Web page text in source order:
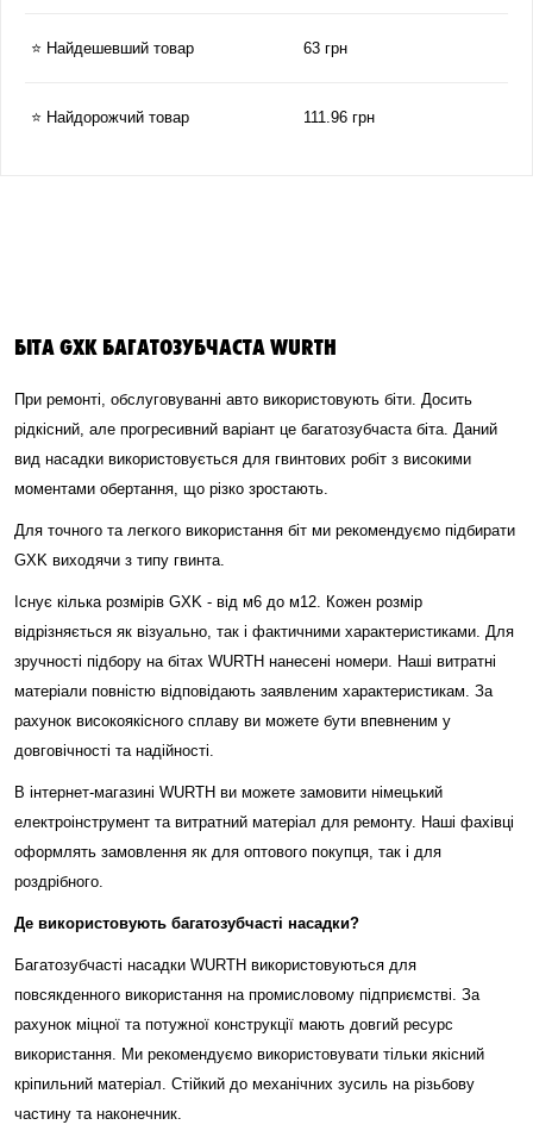
⭐ Найдешевший товар 63 грн
⭐ Найдорожчий товар 111.96 грн
БІТА GXK БАГАТОЗУБЧАСТА WURTH
При ремонті, обслуговуванні авто використовують біти. Досить
рідкісний, але прогресивний варіант це багатозубчаста біта. Даний
вид насадки використовується для гвинтових робіт з високими
моментами обертання, що різко зростають.
Для точного та легкого використання біт ми рекомендуємо підбирати
GXK виходячи з типу гвинта.
Існує кілька розмірів GXK - від м6 до м12. Кожен розмір
відрізняється як візуально, так і фактичними характеристиками. Для
зручності підбору на бітах WURTH нанесені номери. Наші витратні
матеріали повністю відповідають заявленим характеристикам. За
рахунок високоякісного сплаву ви можете бути впевненим у
довговічності та надійності.
В інтернет-магазині WURTH ви можете замовити німецький
електроінструмент та витратний матеріал для ремонту. Наші фахівці
оформлять замовлення як для оптового покупця, так і для
роздрібного.
Де використовують багатозубчасті насадки?
Багатозубчасті насадки WURTH використовуються для
повсякденного використання на промисловому підприємстві. За
рахунок міцної та потужної конструкції мають довгий ресурс
використання. Ми рекомендуємо використовувати тільки якісний
кріпильний матеріал. Стійкий до механічних зусиль на різьбову
частину та наконечник.